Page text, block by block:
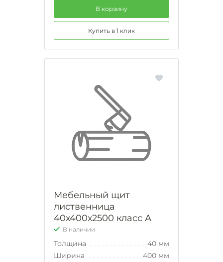
В корзину
Купить в 1 клик
Мебельный щит
лиственница
40х400х2500 класс А
В наличии
Толщина
40 мм
Ширина
400 мм